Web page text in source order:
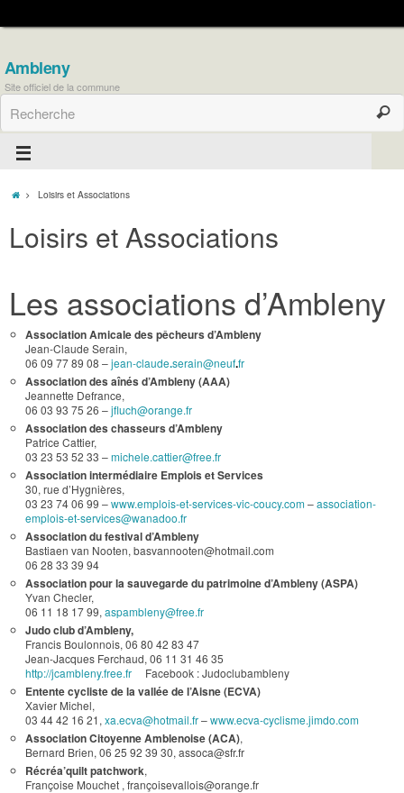
Ambleny
Site officiel de la commune
Loisirs et Associations
Loisirs et Associations
Les associations d’Ambleny
Association Amicale des pêcheurs d’Ambleny
Jean-Claude Serain,
06 09 77 89 08 –jean-claude.serain@neuf.fr
Association des aînés d’Ambleny (AAA)
Jeannette Defrance,
06 03 93 75 26 –jfluch@orange.fr
Association des chasseurs d’Ambleny
Patrice Cattier,
03 23 53 52 33 –michele.cattier@free.fr
Association intermédiaire Emplois et Services
30, rue d’Hygnières,
03 23 74 06 99 –www.emplois-et-services-vic-coucy.com–association-
emplois-et-services@wanadoo.fr
Association du festival d’Ambleny
Bastiaen van Nooten, basvannooten@hotmail.com
06 28 33 39 94
Association pour la sauvegarde du patrimoine d’Ambleny (ASPA)
Yvan Checler,
06 11 18 17 99, aspambleny@free.fr
Judo club d’Ambleny,
Francis Boulonnois, 06 80 42 83 47
Jean-Jacques Ferchaud, 06 11 31 46 35
http://jcambleny.free.fr Facebook : Judoclubambleny
Entente cycliste de la vallée de l’Aisne (ECVA)
Xavier Michel,
03 44 42 16 21, xa.ecva@hotmail.fr–www.ecva-cyclisme.jimdo.com
Association Citoyenne Amblenoise (ACA),
Bernard Brien, 06 25 92 39 30, assoca@sfr.fr
Récréa’quilt patchwork,
Françoise Mouchet , françoisevallois@orange.fr